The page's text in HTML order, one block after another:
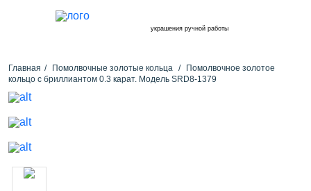
украшения ручной работы
Главная Помолвочные золотые кольца
Помолвочное золотое
кольцо с бриллиантом 0.3 карат. Модель SRD8-1379